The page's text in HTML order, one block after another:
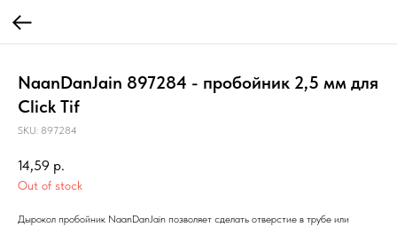
NaanDanJain 897284 - пробойник 2,5 мм для
Click Tif
SKU: 897284
14,59 р.
Out of stock
Дырокол пробойник NaanDanJain позволяет сделать отверстие в трубе или